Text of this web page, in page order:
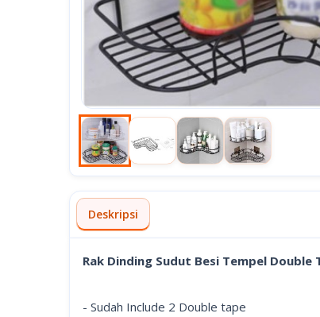
Deskripsi
Rak Dinding Sudut Besi Tempel
- Sudah Include 2 Double tape